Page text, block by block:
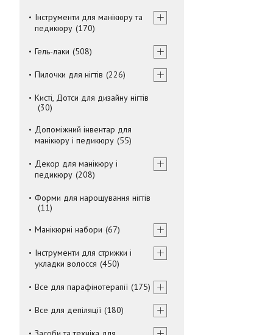
Інструменти для манікюру та
педикюру 170
Гель-лаки 508
Пилочки для нігтів 226
Кисті, Дотси для дизайну нігтів
30
Допоміжний інвентар для
манікюру і педикюру 55
Декор для манікюру і
педикюру 208
Форми для нарощування нігтів
11
Манікюрні набори 67
Інструменти для стрижки і
укладки волосся 450
Все для парафінотерапії 175
Все для депіляції 180